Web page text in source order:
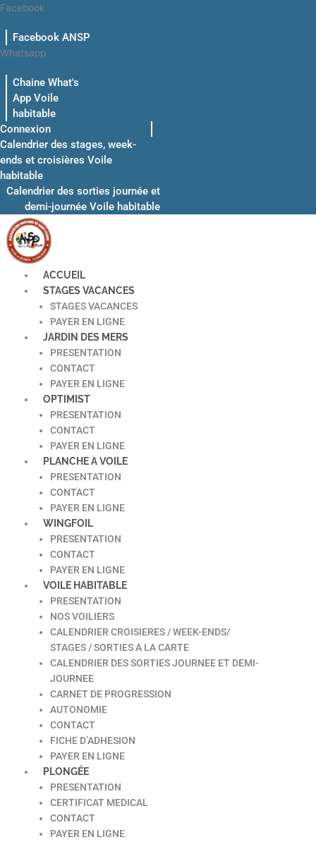
Aller
contenu
Facebook
Facebook ANSP
Whatsapp
Chaine What's
App Voile
habitable
Connexion
Calendrier des stages, week-
ends et croisières Voile
habitable
Calendrier des sorties journée et
demi-journée Voile habitable
ACCUEIL
STAGES VACANCES
STAGES VACANCES
PAYER EN LIGNE
JARDIN DES MERS
PRESENTATION
CONTACT
PAYER EN LIGNE
OPTIMIST
PRESENTATION
CONTACT
PAYER EN LIGNE
PLANCHE A VOILE
PRESENTATION
CONTACT
PAYER EN LIGNE
WINGFOIL
PRESENTATION
CONTACT
PAYER EN LIGNE
VOILE HABITABLE
PRESENTATION
NOS VOILIERS
CALENDRIER CROISIERES / WEEK-ENDS/
STAGES / SORTIES A LA CARTE
CALENDRIER DES SORTIES JOURNEE ET DEMI-
JOURNEE
CARNET DE PROGRESSION
AUTONOMIE
CONTACT
FICHE D’ADHESION
PAYER EN LIGNE
PLONGÉE
PRESENTATION
CERTIFICAT MEDICAL
CONTACT
PAYER EN LIGNE